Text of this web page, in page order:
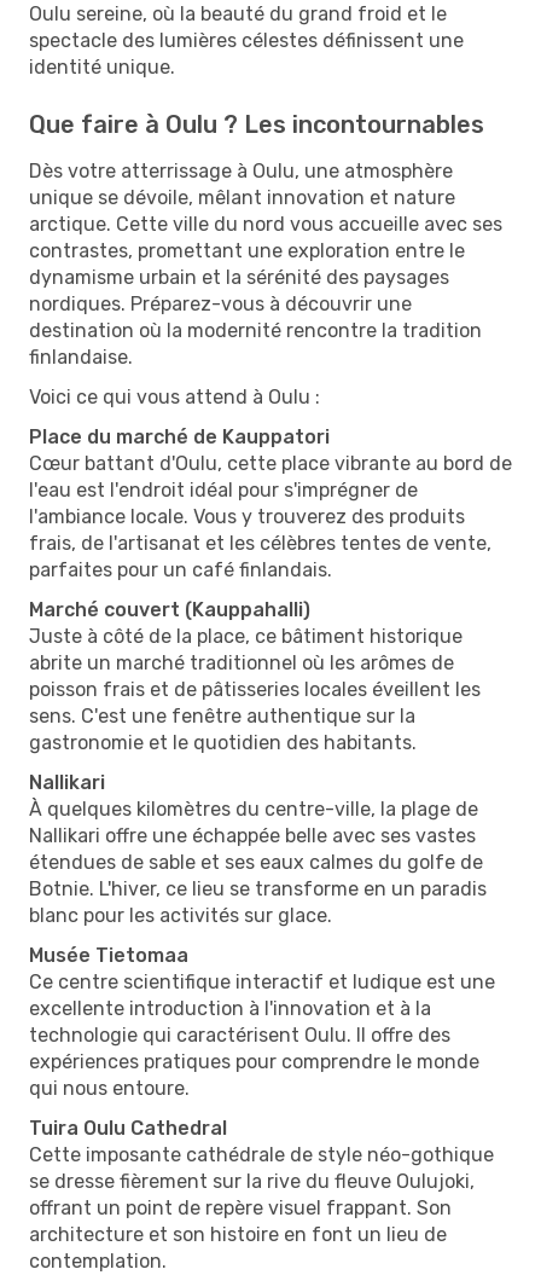
Oulu sereine, où la beauté du grand froid et le
spectacle des lumières célestes définissent une
identité unique.
Que faire à Oulu ? Les incontournables
Dès votre atterrissage à Oulu, une atmosphère
unique se dévoile, mêlant innovation et nature
arctique. Cette ville du nord vous accueille avec ses
contrastes, promettant une exploration entre le
dynamisme urbain et la sérénité des paysages
nordiques. Préparez-vous à découvrir une
destination où la modernité rencontre la tradition
finlandaise.
Voici ce qui vous attend à Oulu :
Place du marché de Kauppatori
Cœur battant d'Oulu, cette place vibrante au bord de
l'eau est l'endroit idéal pour s'imprégner de
l'ambiance locale. Vous y trouverez des produits
frais, de l'artisanat et les célèbres tentes de vente,
parfaites pour un café finlandais.
Marché couvert (Kauppahalli)
Juste à côté de la place, ce bâtiment historique
abrite un marché traditionnel où les arômes de
poisson frais et de pâtisseries locales éveillent les
sens. C'est une fenêtre authentique sur la
gastronomie et le quotidien des habitants.
Nallikari
À quelques kilomètres du centre-ville, la plage de
Nallikari offre une échappée belle avec ses vastes
étendues de sable et ses eaux calmes du golfe de
Botnie. L'hiver, ce lieu se transforme en un paradis
blanc pour les activités sur glace.
Musée Tietomaa
Ce centre scientifique interactif et ludique est une
excellente introduction à l'innovation et à la
technologie qui caractérisent Oulu. Il offre des
expériences pratiques pour comprendre le monde
qui nous entoure.
Tuira Oulu Cathedral
Cette imposante cathédrale de style néo-gothique
se dresse fièrement sur la rive du fleuve Oulujoki,
offrant un point de repère visuel frappant. Son
architecture et son histoire en font un lieu de
contemplation.